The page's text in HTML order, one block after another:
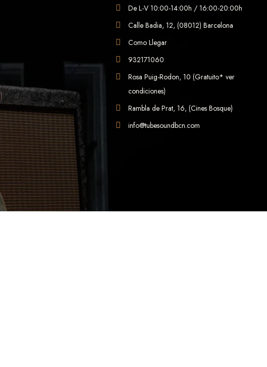
De L-V 10:00-14:00h / 16:00-20:00h
Calle Badia, 12, (08012) Barcelona
Como Llegar
932171060
Rosa Puig-Rodon, 10 (Gratuito* ver
condiciones)
Rambla de Prat, 16, (Cines Bosque)
info@tubesoundbcn.com